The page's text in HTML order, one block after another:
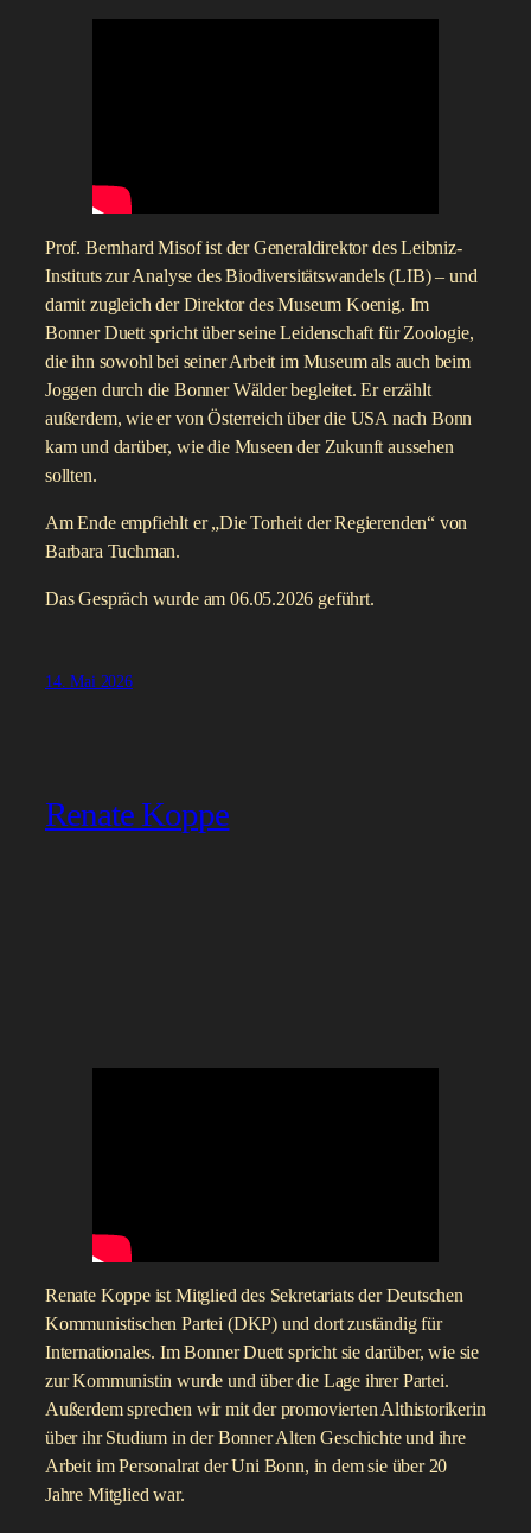
Prof. Bernhard Misof ist der Generaldirektor des Leibniz-
Instituts zur Analyse des Biodiversitätswandels (LIB) – und
damit zugleich der Direktor des Museum Koenig. Im
Bonner Duett spricht über seine Leidenschaft für Zoologie,
die ihn sowohl bei seiner Arbeit im Museum als auch beim
Joggen durch die Bonner Wälder begleitet. Er erzählt
außerdem, wie er von Österreich über die USA nach Bonn
kam und darüber, wie die Museen der Zukunft aussehen
sollten.
Am Ende empfiehlt er „Die Torheit der Regierenden“ von
Barbara Tuchman.
Das Gespräch wurde am 06.05.2026 geführt.
14. Mai 2026
Renate Koppe
Renate Koppe ist Mitglied des Sekretariats der Deutschen
Kommunistischen Partei (DKP) und dort zuständig für
Internationales. Im Bonner Duett spricht sie darüber, wie sie
zur Kommunistin wurde und über die Lage ihrer Partei.
Außerdem sprechen wir mit der promovierten Althistorikerin
über ihr Studium in der Bonner Alten Geschichte und ihre
Arbeit im Personalrat der Uni Bonn, in dem sie über 20
Jahre Mitglied war.